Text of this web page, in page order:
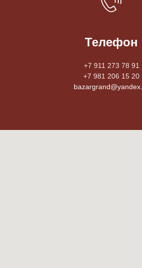
Телефон
+7 911 273 78 91
+7 981 206 15 20